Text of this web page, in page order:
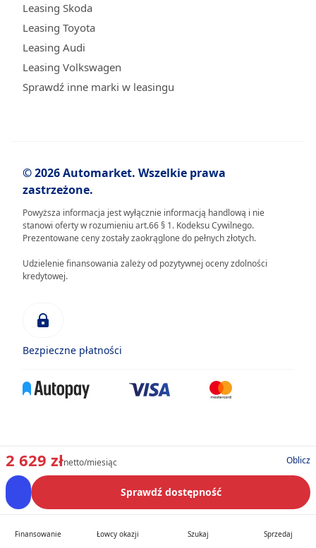
2 629 złnetto/miesiąc Oblicz
Sprawdź dostępność
Leasing Skoda
Leasing Toyota
Leasing Audi
Leasing Volkswagen
Sprawdź inne marki w leasingu
© 2026 Automarket. Wszelkie prawa
zastrzeżone.
Powyższa informacja jest wyłącznie informacją handlową i nie
stanowi oferty w rozumieniu art.66 § 1. Kodeksu Cywilnego.
Prezentowane ceny zostały zaokrąglone do pełnych złotych.
Udzielenie finansowania zależy od pozytywnej oceny zdolności
kredytowej.
Bezpieczne płatności
Finansowanie Łowcy okazji Szukaj Sprzedaj